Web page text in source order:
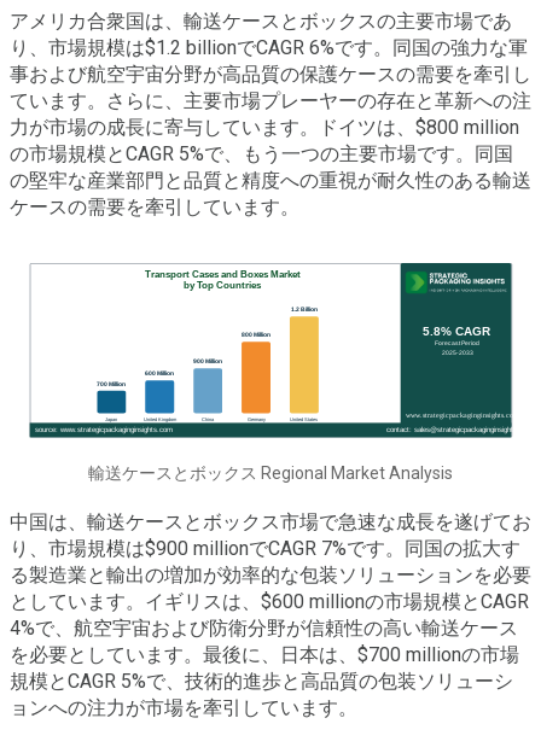
アメリカ合衆国は、輸送ケースとボックスの主要市場であ
り、市場規模は$1.2 billionでCAGR 6%です。同国の強力な軍
事および航空宇宙分野が高品質の保護ケースの需要を牽引し
ています。さらに、主要市場プレーヤーの存在と革新への注
力が市場の成長に寄与しています。ドイツは、$800 million
の市場規模とCAGR 5%で、もう一つの主要市場です。同国
の堅牢な産業部門と品質と精度への重視が耐久性のある輸送
ケースの需要を牽引しています。
輸送ケースとボックス Regional Market Analysis
中国は、輸送ケースとボックス市場で急速な成長を遂げてお
り、市場規模は$900 millionでCAGR 7%です。同国の拡大す
る製造業と輸出の増加が効率的な包装ソリューションを必要
としています。イギリスは、$600 millionの市場規模とCAGR
4%で、航空宇宙および防衛分野が信頼性の高い輸送ケース
を必要としています。最後に、日本は、$700 millionの市場
規模とCAGR 5%で、技術的進歩と高品質の包装ソリューシ
ョンへの注力が市場を牽引しています。